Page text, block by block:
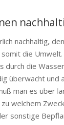
nachhaltig,
die
durch die
überwacht und
man es über
welchem
sonstige